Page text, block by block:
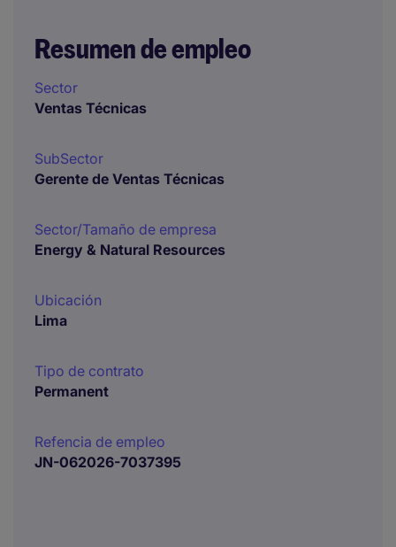
Resumen de empleo
Sector
Ventas Técnicas
SubSector
Gerente de Ventas Técnicas
Sector/Tamaño de empresa
Energy & Natural Resources
Ubicación
Lima
Tipo de contrato
Permanent
Refencia de empleo
JN-062026-7037395